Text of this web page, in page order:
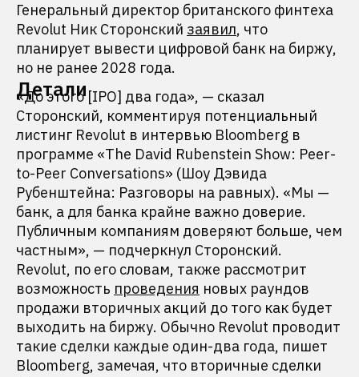
Генеральный директор британского финтеха
Revolut Ник Сторонский заявил, что
планирует вывести цифровой банк на биржу,
но не ранее 2028 года.
Детали
«До этого [IPO] два года», — сказал
Сторонский, комментируя потенциальный
листинг Revolut в интервью Bloomberg в
программе «The David Rubenstein Show: Peer-
to-Peer Conversations» (Шоу Дэвида
Рубенштейна: Разговоры на равных). «Мы —
банк, а для банка крайне важно доверие.
Публичным компаниям доверяют больше, чем
частным», — подчеркнул Сторонский.
Revolut, по его словам, также рассмотрит
возможность проведения новых раундов
продажи вторичных акций до того как будет
выходить на биржу. Обычно Revolut проводит
такие сделки каждые один-два года, пишет
Bloomberg, замечая, что вторичные сделки